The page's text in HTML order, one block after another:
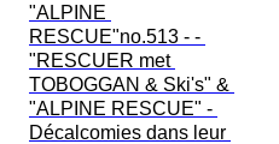
"ALPINE
RESCUE"no.513 - -
"RESCUER met
TOBOGGAN & Ski's" &
"ALPINE RESCUE" -
Décalcomies dans leur